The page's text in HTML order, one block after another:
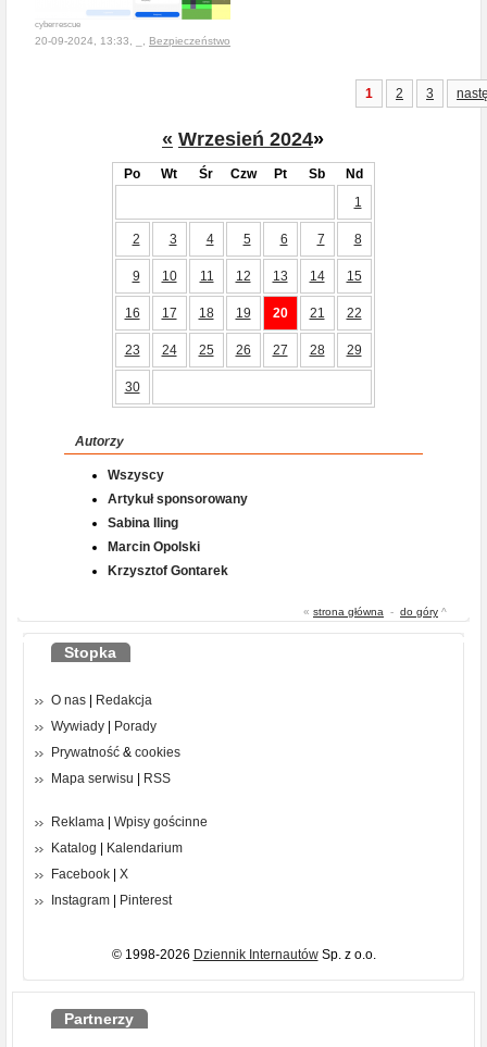
cyberrescue
20-09-2024, 13:33, _, Bezpieczeństwo
1 2 3
« Wrzesień 2024»
Po Wt Śr Czw Pt Sb
Nd
1
2 3 4 5 6 7 8
9 10 11 12 13 14 15
16 17 18 19 20 21 22
23 24 25 26 27 28 29
30
Autorzy
Wszyscy
Artykuł sponsorowany
Sabina Iling
Marcin Opolski
Krzysztof Gontarek
« strona główna - do góry ^
Stopka
O nas | Redakcja
Wywiady | Porady
Prywatność & cookies
Mapa serwisu | RSS
Reklama | Wpisy gościnne
Katalog | Kalendarium
Facebook | X
Instagram | Pinterest
© 1998-2026 Dziennik InternautówSp. z o.o.
Partnerzy